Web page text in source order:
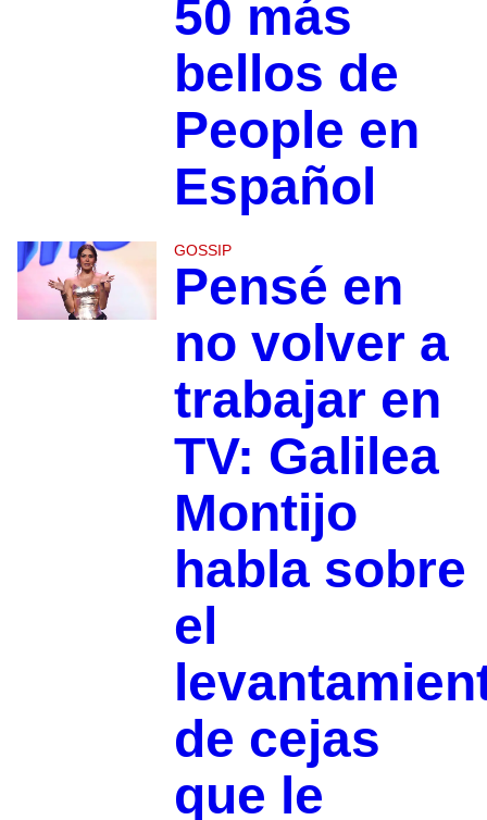
50 más
bellos de
People en
Español
GOSSIP
Pensé en
no volver a
trabajar en
TV: Galilea
Montijo
habla sobre
el
de cejas
que le